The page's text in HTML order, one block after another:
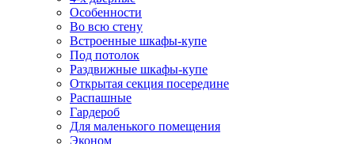
Особенности
Во всю стену
Встроенные шкафы-купе
Под потолок
Раздвижные шкафы-купе
Открытая секция посередине
Распашные
Гардероб
Для маленького помещения
Эконом